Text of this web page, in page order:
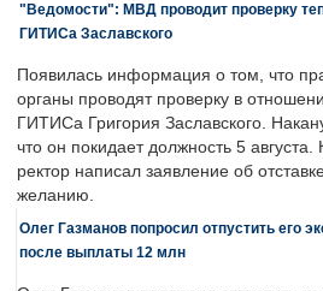
"Ведомости": МВД проводит проверку
ГИТИСа Заславского
Появилась информация о том, что
органы проводят проверку в
ГИТИСа Григория Заславского.
что он покидает должность 5
ректор написал заявление об
желанию.
Олег Газманов попросил отпустить его
после выплаты 12 млн